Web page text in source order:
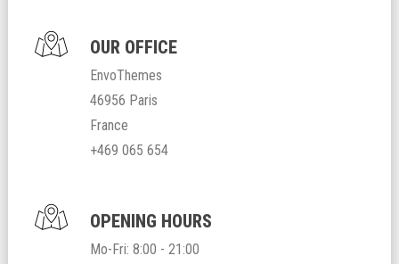
OUR OFFICE
EnvoThemes
46956 Paris
France
+469 065 654
OPENING HOURS
Mo-Fri: 8:00 - 21:00